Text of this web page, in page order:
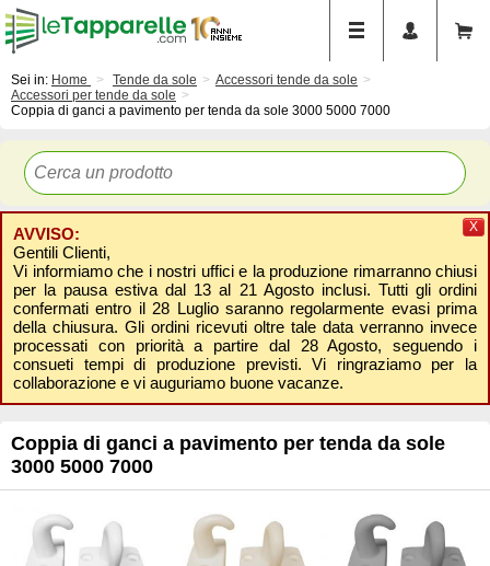
Sei in: Home Tende da sole
Accessori tende da sole
Accessori per tende da sole
Coppia di ganci a pavimento per tenda da sole 3000 5000 7000
AVVISO:
Gentili Clienti,
Vi informiamo che i nostri uffici e la produzione rimarranno chiusi
per la pausa estiva dal 13 al 21 Agosto inclusi. Tutti gli ordini
confermati entro il 28 Luglio saranno regolarmente evasi prima
della chiusura. Gli ordini ricevuti oltre tale data verranno invece
processati con priorità a partire dal 28 Agosto, seguendo i
consueti tempi di produzione previsti. Vi ringraziamo per la
collaborazione e vi auguriamo buone vacanze.
X
Coppia di ganci a pavimento per tenda da sole
3000 5000 7000